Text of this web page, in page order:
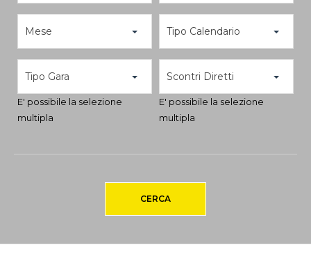
Mese Tipo Calendario
Tipo Gara
E' possibile la selezione
multipla
Scontri Diretti
E' possibile la selezione
multipla
CERCA